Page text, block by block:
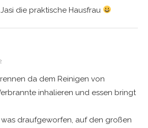
die praktische Hausfrau
da dem Reinigen von
inhalieren und essen bringt
draufgeworfen, auf den großen